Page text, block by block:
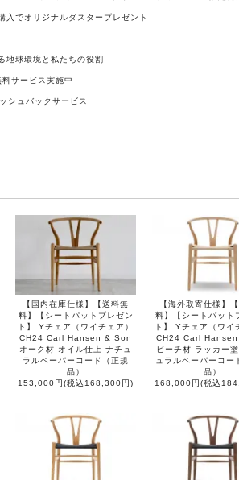
【国内在庫仕様】【送料無
料】【シートパットプレゼン
ト】 Yチェア（ワイチェア）
CH24 Carl Hansen & Son
オーク材 オイル仕上 ナチュ
ラルペーパーコード（正規
品）
153,000円(税込168,300円)
【海外取寄仕様】
料】【シートパット
ト】 Yチェア（ワイ
CH24 Carl
ビーチ材 ラッカー
ュラルペーパーコー
品）
168,000円(税込